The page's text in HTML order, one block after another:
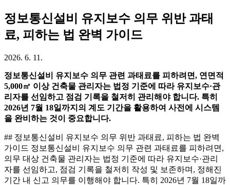
정보통신설비 유지보수 의무 위반 과태
료, 피하는 법 완벽 가이드
2026. 6. 11.
정보통신설비 유지보수 의무 관련 과태료를 피하려면, 연면적
5,000㎡ 이상 건축물 관리자는 법정 기준에 따라 유지보수·관
리자를 선임하고 점검 기록을 철저히 관리해야 합니다. 특히
2026년 7월 18일까지의 계도 기간을 활용하여 사전에 시스템
을 완비하는 것이 중요합니다.
## 정보통신설비 유지보수 의무 위반 과태료, 피하는 법 완벽
가이드 정보통신설비 유지보수 의무 관련 과태료를 피하려면,
의무 대상 건축물 관리자는 법정 기준에 따라 유지보수·관리
자를 선임하고, 점검 기록을 철저히 작성 및 보존하며, 정해진
기간 내 신고 의무를 이행해야 합니다. 특히 2026년 7월 18일까